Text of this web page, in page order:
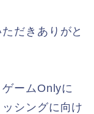
だきありがと
ームOnlyに
シングに向け